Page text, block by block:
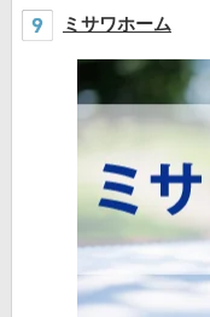
ミサワホーム